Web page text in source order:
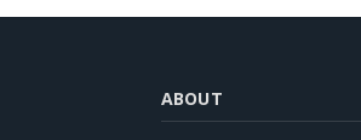
ABOUT